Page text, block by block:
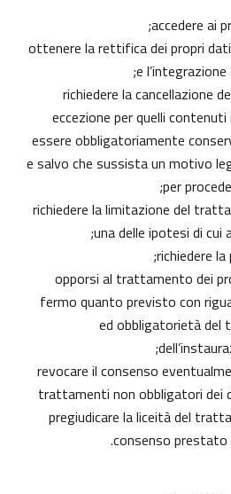
accedere ai
ottenere la rettifica dei propri
e
richiedere la cancellazione
eccezione per quelli
essere obbligatoriamente
e salvo che sussista un motivo
per
richiedere la limitazione del
una delle ipotesi di cui
richiedere
opporsi al trattamento dei
fermo quanto previsto con
ed obbligatorietà
revocare il consenso
trattamenti non obbligatori dei
pregiudicare la liceità del
consenso prestato